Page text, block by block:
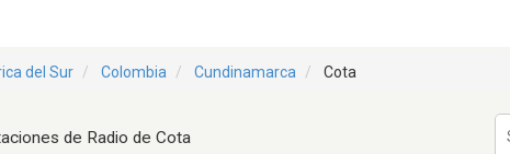
del Sur Colombia Cundinamarca Cota
de Radio de Cota